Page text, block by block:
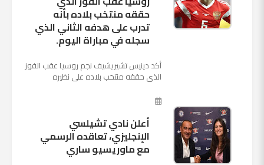
حققه منتخب بلاده بأنه
تدرب على هدفه الثاني الذي
سجله في مباراة اليوم.
أكد دينيس تشيريشيف نجم روسيا عقب الفوز
الذي حققه منتخب بلاده على نظيره
كأس العالم بأنه تدرب على هد...
أعلن نادي تشيلسي
الإنجليزي، تعاقده الرسمي
مع ماوريسيو ساري